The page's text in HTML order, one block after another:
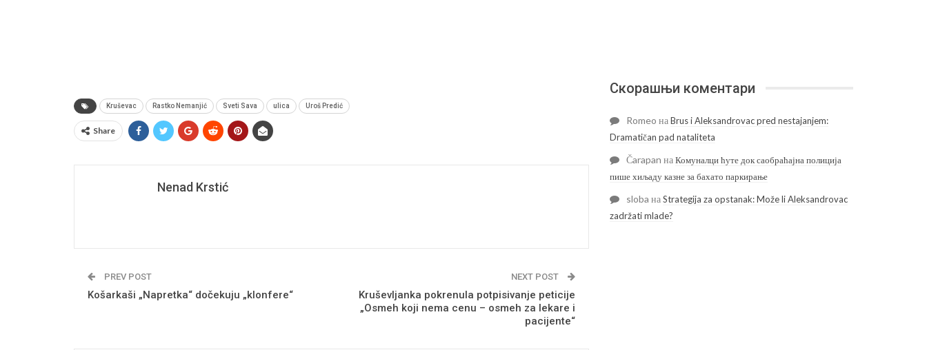
Kruševac Rastko Nemanjić Sveti Sava ulica Uroš Predić
Share
Nenad Krstić
PREV POST
Košarkaši „Napretka“ dočekuju „klonfere“
NEXT POST
Kruševljanka pokrenula potpisivanje peticije
„Osmeh koji nema cenu – osmeh za lekare i
pacijente“
Скорашњи коментари
Romeo наBrus i Aleksandrovac pred nestajanjem:
Dramatičan pad nataliteta
Čarapan наКомуналци ћуте док саобраћајна полиција
пише хиљаду казне за бахато паркирање
sloba наStrategija za opstanak: Može li Aleksandrovac
zadržati mlade?